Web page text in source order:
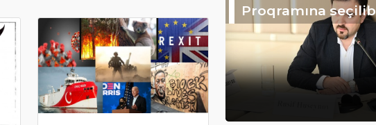
Proqramına seçilib